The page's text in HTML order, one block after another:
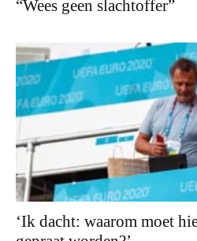
“Wees geen slachtoffer”
‘Ik dacht: waarom moet